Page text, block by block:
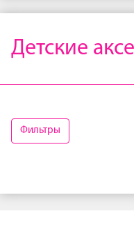
Детские
Фильтры